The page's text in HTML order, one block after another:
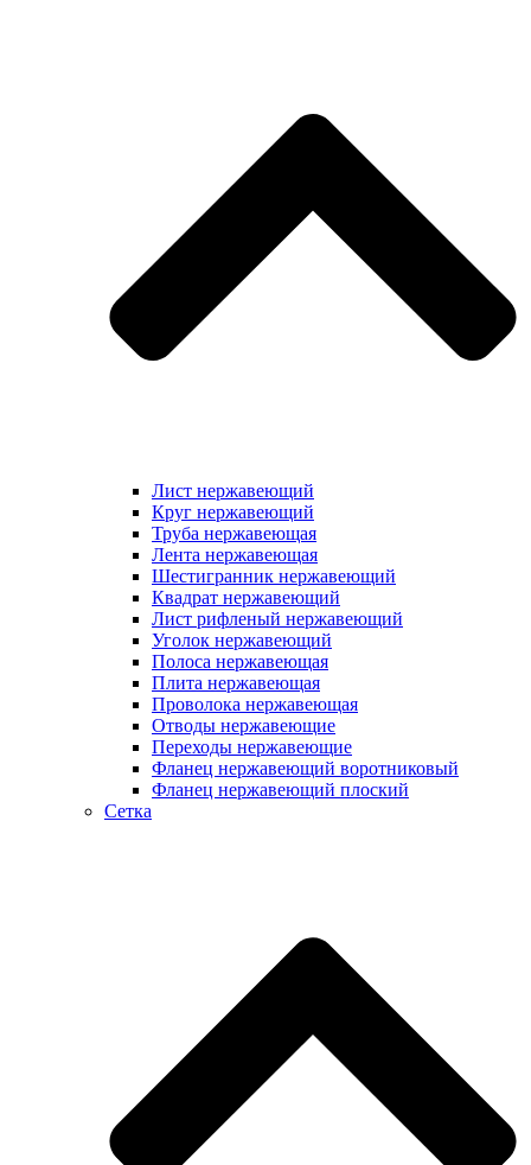
Лист нержавеющий
Круг нержавеющий
Труба нержавеющая
Лента нержавеющая
Шестигранник нержавеющий
Квадрат нержавеющий
Лист рифленый нержавеющий
Уголок нержавеющий
Полоса нержавеющая
Плита нержавеющая
Проволока нержавеющая
Отводы нержавеющие
Переходы нержавеющие
Фланец нержавеющий воротниковый
Фланец нержавеющий плоский
Сетка